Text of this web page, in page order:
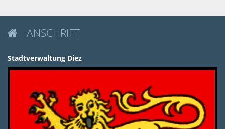
 ANSCHRIFT
Stadtverwaltung Diez